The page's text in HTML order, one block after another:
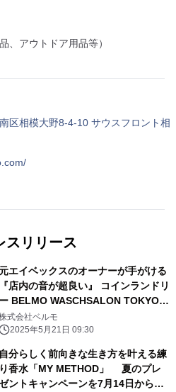
、アウトドア用品等）
区相模大野8-4-10 サウスフロント相
スリリース
元エイベックスのオーナーが手がける
『店内の音が超良い』 コインランドリ
ー BELMO WASCHSALON TOKYOを
田駅とあざみ野駅で2025年4月に2
舗同時オープン
式会社ベルモ
2025年5月21日 09:30
自分らしく前向きな生き方を叶える練
り香水「MY METHOD」 夏のプレ
ントキャンペーンを7月14日から